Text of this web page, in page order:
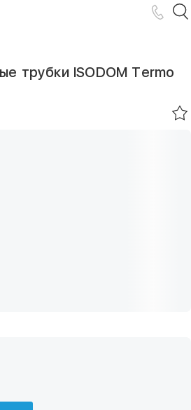
трубки ISODOM Termo